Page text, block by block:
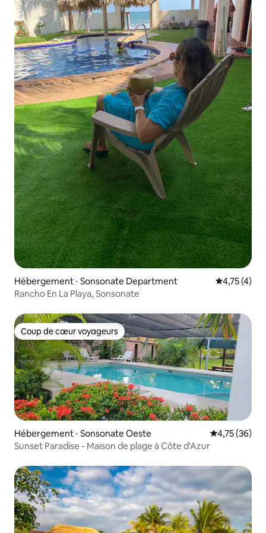
Hébergement ⋅ Sonsonate Department Évaluation
4,75 (4)
Rancho En La Playa, Sonsonate
Coup de cœur voyageurs
Coup de cœur voyageurs
Hébergement ⋅ Sonsonate Oeste Évaluation
4,75 (36)
Sunset Paradise - Maison de plage à Côte d'Azur